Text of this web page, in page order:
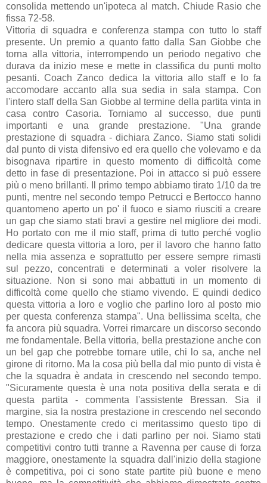
consolida mettendo un'ipoteca al match. Chiude Rasio che
fissa 72-58.
Vittoria di squadra e conferenza stampa con tutto lo staff
presente. Un premio a quanto fatto dalla San Giobbe che
torna alla vittoria, interrompendo un periodo negativo che
durava da inizio mese e mette in classifica du punti molto
pesanti. Coach Zanco dedica la vittoria allo staff e lo fa
accomodare accanto alla sua sedia in sala stampa. Con
l'intero staff della San Giobbe al termine della partita vinta in
casa contro Casoria. Torniamo al successo, due punti
importanti e una grande prestazione. "Una grande
prestazione di squadra - dichiara Zanco. Siamo stati solidi
dal punto di vista difensivo ed era quello che volevamo e da
bisognava ripartire in questo momento di difficoltà come
detto in fase di presentazione. Poi in attacco si può essere
più o meno brillanti. Il primo tempo abbiamo tirato 1/10 da tre
punti, mentre nel secondo tempo Petrucci e Bertocco hanno
quantomeno aperto un po' il fuoco e siamo riusciti a creare
un gap che siamo stati bravi a gestire nel migliore dei modi.
Ho portato con me il mio staff, prima di tutto perché voglio
dedicare questa vittoria a loro, per il lavoro che hanno fatto
nella mia assenza e soprattutto per essere sempre rimasti
sul pezzo, concentrati e determinati a voler risolvere la
situazione. Non si sono mai abbattuti in un momento di
difficoltà come quello che stiamo vivendo. E quindi dedico
questa vittoria a loro e voglio che parlino loro al posto mio
per questa conferenza stampa". Una bellissima scelta, che
fa ancora più squadra. Vorrei rimarcare un discorso secondo
me fondamentale. Bella vittoria, bella prestazione anche con
un bel gap che potrebbe tornare utile, chi lo sa, anche nel
girone di ritorno. Ma la cosa più bella dal mio punto di vista è
che la squadra è andata in crescendo nel secondo tempo.
"Sicuramente questa è una nota positiva della serata e di
questa partita - commenta l'assistente Bressan. Sia il
margine, sia la nostra prestazione in crescendo nel secondo
tempo. Onestamente credo ci meritassimo questo tipo di
prestazione e credo che i dati parlino per noi. Siamo stati
competitivi contro tutti tranne a Ravenna per cause di forza
maggiore, onestamente la squadra dall'inizio della stagione
è competitiva, poi ci sono state partite più buone e meno